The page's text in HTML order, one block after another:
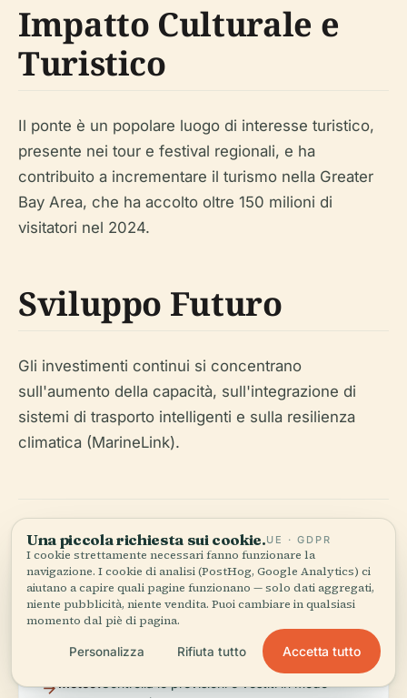
Impatto Culturale e
Turistico
Il ponte è un popolare luogo di interesse turistico,
presente nei tour e festival regionali, e ha
contribuito a incrementare il turismo nella Greater
Bay Area, che ha accolto oltre 150 milioni di
visitatori nel 2024.
Sviluppo Futuro
Gli investimenti continui si concentrano
sull'aumento della capacità, sull'integrazione di
sistemi di trasporto intelligenti e sulla resilienza
climatica (MarineLink).
Consigli Pratici per i
Visitatori
Meteo:Controlla le previsioni e vestiti in modo
Una piccola richiesta sui cookie.UE · GDPR
I cookie strettamente necessari fanno funzionare la
navigazione. I cookie di analisi (PostHog, Google Analytics) ci
aiutano a capire quali pagine funzionano — solo dati aggregati,
niente pubblicità, niente vendita. Puoi cambiare in qualsiasi
momento dal piè di pagina.
Personalizza Rifiuta tutto Accetta tutto